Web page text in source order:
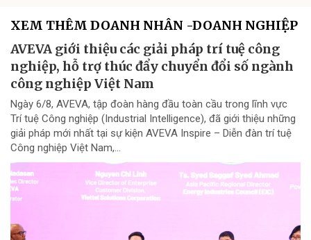
XEM THÊM DOANH NHÂN -DOANH NGHIỆP
AVEVA giới thiệu các giải pháp trí tuệ công
nghiệp, hỗ trợ thúc đẩy chuyển đổi số ngành
công nghiệp Việt Nam
Ngày 6/8, AVEVA, tập đoàn hàng đầu toàn cầu trong lĩnh vực
Trí tuệ Công nghiệp (Industrial Intelligence), đã giới thiệu những
giải pháp mới nhất tại sự kiện AVEVA Inspire – Diễn đàn trí tuệ
Công nghiệp Việt Nam,...